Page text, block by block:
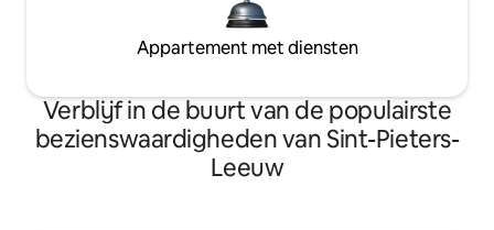
Appartement met diensten
Verblijf in de buurt van de populairste
bezienswaardigheden van Sint-Pieters-
Leeuw